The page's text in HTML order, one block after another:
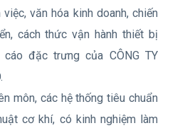
văn hóa kinh doanh, chiến
cách thức vận hành thiết bị
đặc trưng của CÔNG TY
môn, các hệ thống tiêu chuẩn
cơ khí, có kinh nghiệm làm